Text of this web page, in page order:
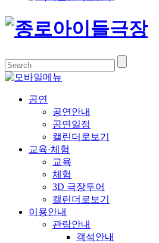
공연
공연안내
공연일정
캘린더로보기
교육·체험
교육
체험
3D 극장투어
캘린더로보기
이용안내
관람안내
객석안내